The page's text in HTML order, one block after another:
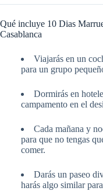
Qué incluye 10 Dias
Casablanca
Viajarás en un
para un grupo
Dormirás en
campamento en el
Cada mañana y
para que no tengas
comer.
Darás un paseo
harás algo similar